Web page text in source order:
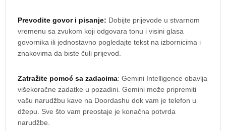
Prevodite govor i pisanje: Dobijte prijevode u stvarnom
vremenu sa zvukom koji odgovara tonu i visini glasa
govornika ili jednostavno pogledajte tekst na izbornicima i
znakovima da biste čuli prijevod.
Zatražite pomoć sa zadacima: Gemini Intelligence obavlja
višekoračne zadatke u pozadini. Gemini može pripremiti
vašu narudžbu kave na Doordashu dok vam je telefon u
džepu. Sve što vam preostaje je konačna potvrda
narudžbe.